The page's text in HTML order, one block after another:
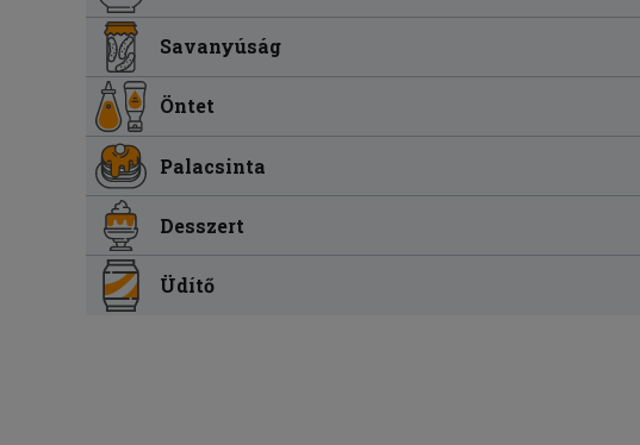
Savanyúság
Öntet
Palacsinta
Desszert
Üdítő